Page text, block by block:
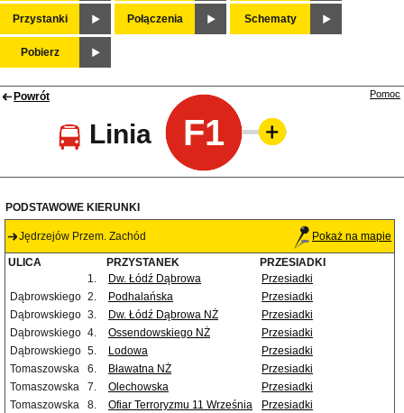
Przystanki Połączenia Schematy
Pobierz
Powrót
Linia F1
Pomoc
PODSTAWOWE KIERUNKI
Jędrzejów Przem. Zachód Pokaż na mapie
ULICA PRZYSTANEK
PRZESIADKI
1.
Dw. Łódź Dąbrowa
Przesiadki
Dąbrowskiego 2. Podhalańska
Przesiadki
Dąbrowskiego 3. Dw. Łódź Dąbrowa NŻ
Przesiadki
Dąbrowskiego 4. Ossendowskiego NŻ
Przesiadki
Dąbrowskiego 5. Lodowa
Przesiadki
Tomaszowska
6. Bławatna NŻ
Przesiadki
Tomaszowska
7. Olechowska
Przesiadki
Tomaszowska
8. Ofiar Terroryzmu 11 Września
Przesiadki